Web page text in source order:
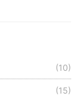
(10)
(15)